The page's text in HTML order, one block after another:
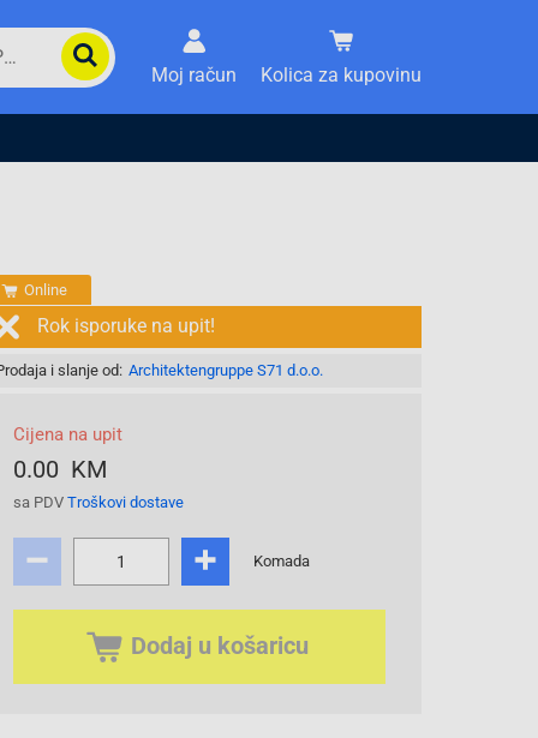
Moj račun Kolica za kupovinu
Online
Rok isporuke na upit!
i slanje od: Architektengruppe S71 d.o.o.
Cijena na upit
0.00 KM
sa PDV Troškovi dostave
Komada
Dodaj u košaricu